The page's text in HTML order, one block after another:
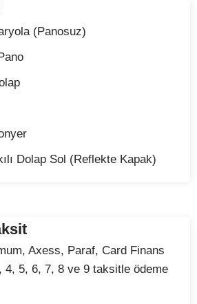
(Panosuz)
Dolap Sol (Reflekte Kapak)
Axess, Paraf, Card Finans
4, 5, 6, 7, 8 ve 9 taksitle ödeme